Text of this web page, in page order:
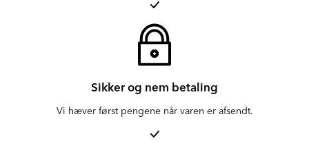
Sikker og nem betaling
Vi hæver først pengene når varen er afsendt.